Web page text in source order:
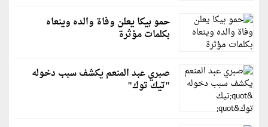
حمو بيكا يعلن وفاة والده وينعاه
بكلمات مؤثرة
صبري عبد المنعم يكشف سبب دخوله
"تيك توك"